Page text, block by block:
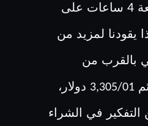
واغلاق ادناه شمعة 4 ساعات على
يقودنا لمزيد من
بالقرب من
3,305/01 دولار،
في الشراء